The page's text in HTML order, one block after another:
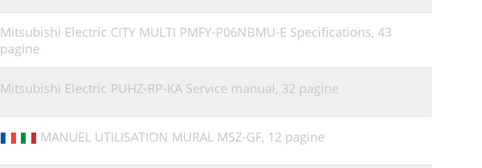
Mitsubishi Electric CITY MULTI PMFY-P06NBMU-E Specifications, 43
pagine
Mitsubishi Electric PUHZ-RP-KA Service manual, 32 pagine
MANUEL UTILISATION MURAL MSZ-GF, 12 pagine